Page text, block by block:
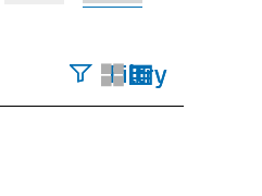
Filtry